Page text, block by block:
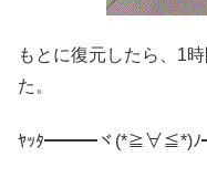
もとに復元したら、1
た。
ﾔｯﾀ━━━ヾ(*≧∀≦*)